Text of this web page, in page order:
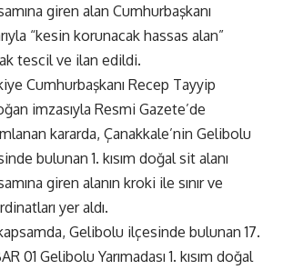
giren alan Cumhurbaşkanı
“kesin korunacak hassas alan”
tescil ve ilan edildi.
Cumhurbaşkanı Recep Tayyip
imzasıyla Resmi Gazete’de
kararda, Çanakkale’nin Gelibolu
bulunan 1. kısım doğal sit alanı
giren alanın kroki ile sınır ve
yer aldı.
Gelibolu ilçesinde bulunan 17.
01 Gelibolu Yarımadası 1. kısım doğal